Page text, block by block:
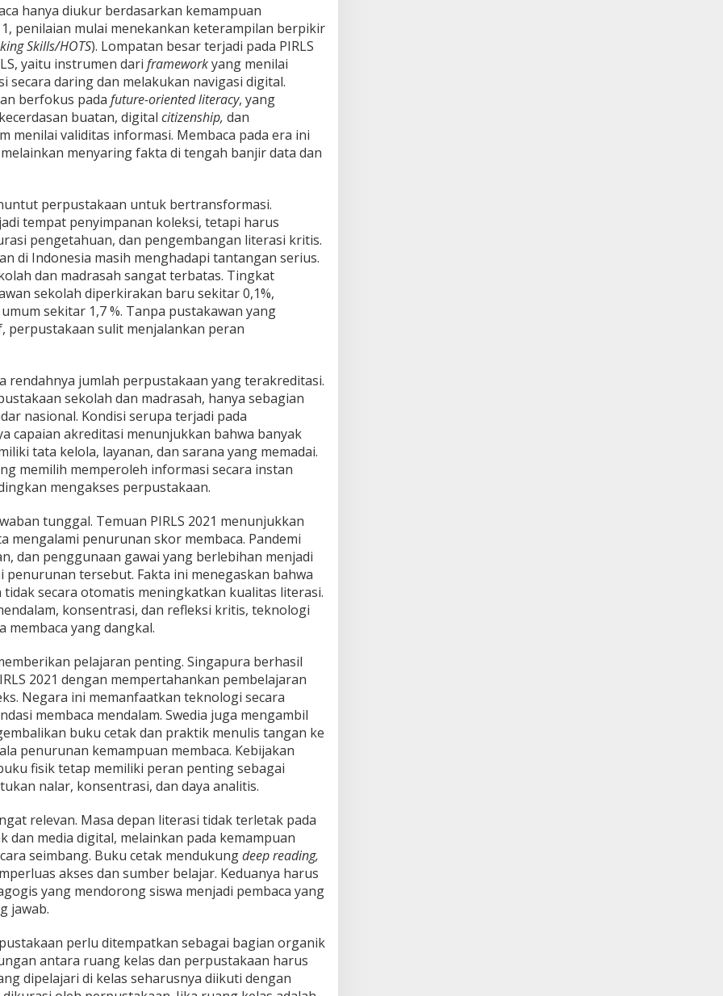
hanya diukur berdasarkan kemampuan
penilaian mulai menekankan keterampilan berpikir
Skills/HOTS). Lompatan besar terjadi pada PIRLS
yaitu instrumen dari frameworkyang menilai
secara daring dan melakukan navigasi digital.
berfokus pada future-oriented literacy, yang
buatan, digital citizenship, dan
menilai validitas informasi. Membaca pada era ini
menyaring fakta di tengah banjir data dan
perpustakaan untuk bertransformasi.
tempat penyimpanan koleksi, tetapi harus
pengetahuan, dan pengembangan literasi kritis.
di Indonesia masih menghadapi tantangan serius.
dan madrasah sangat terbatas. Tingkat
sekolah diperkirakan baru sekitar 0,1%,
sekitar 1,7 %. Tanpa pustakawan yang
perpustakaan sulit menjalankan peran
rendahnya jumlah perpustakaan yang terakreditasi.
sekolah dan madrasah, hanya sebagian
nasional. Kondisi serupa terjadi pada
capaian akreditasi menunjukkan bahwa banyak
tata kelola, layanan, dan sarana yang memadai.
memilih memperoleh informasi secara instan
mengakses perpustakaan.
tunggal. Temuan PIRLS 2021 menunjukkan
mengalami penurunan skor membaca. Pandemi
dan penggunaan gawai yang berlebihan menjadi
tersebut. Fakta ini menegaskan bahwa
secara otomatis meningkatkan kualitas literasi.
konsentrasi, dan refleksi kritis, teknologi
yang dangkal.
pelajaran penting. Singapura berhasil
2021 dengan mempertahankan pembelajaran
Negara ini memanfaatkan teknologi secara
membaca mendalam. Swedia juga mengambil
buku cetak dan praktik menulis tangan ke
penurunan kemampuan membaca. Kebijakan
fisik tetap memiliki peran penting sebagai
nalar, konsentrasi, dan daya analitis.
relevan. Masa depan literasi tidak terletak pada
media digital, melainkan pada kemampuan
seimbang. Buku cetak mendukungdeep reading,
akses dan sumber belajar. Keduanya harus
yang mendorong siswa menjadi pembaca yang
jawab.
perlu ditempatkan sebagai bagian organik
antara ruang kelas dan perpustakaan harus
dipelajari di kelas seharusnya diikuti dengan